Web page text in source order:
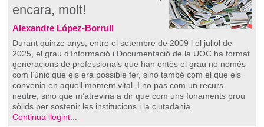
encara, molt!
Alexandre López-Borrull
Durant quinze anys, entre el setembre de 2009 i el juliol de
2025, el grau d’Informació i Documentació de la UOC ha format
generacions de professionals que han entès el grau no només
com l’únic que els era possible fer, sinó també com el que els
convenia en aquell moment vital. I no pas com un recurs
neutre, sinó que m’atreviria a dir que com uns fonaments prou
sòlids per sostenir les institucions i la ciutadania.
Continua llegint...